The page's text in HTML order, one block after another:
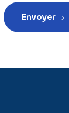
Envoyer